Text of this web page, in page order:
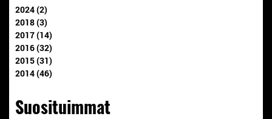
2024 (2)
2018 (3)
2017 (14)
2016 (32)
2015 (31)
2014 (46)
Suosituimmat